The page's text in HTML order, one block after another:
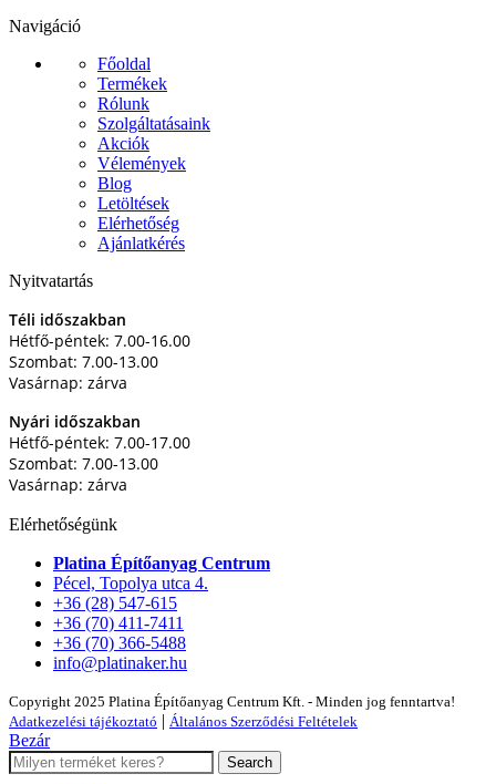
Navigáció
Főoldal
Termékek
Rólunk
Szolgáltatásaink
Akciók
Vélemények
Blog
Letöltések
Elérhetőség
Ajánlatkérés
Nyitvatartás
Téli időszakban
Hétfő-péntek: 7.00-16.00
Szombat: 7.00-13.00
Vasárnap: zárva
Nyári időszakban
Hétfő-péntek: 7.00-17.00
Szombat: 7.00-13.00
Vasárnap: zárva
Elérhetőségünk
Platina Építőanyag Centrum
Pécel, Topolya utca 4.
+36 (28) 547-615
+36 (70) 411-7411
+36 (70) 366-5488
info@platinaker.hu
Copyright 2025 Platina Építőanyag Centrum Kft. - Minden jog fenntartva!
Adatkezelési tájékoztató | Általános Szerződési Feltételek
Bezár
Search